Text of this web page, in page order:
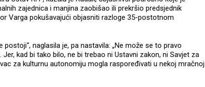
zajednica i manjina zaobišao ili prekršio predsjednik
Varga pokušavajući objasniti razloge 35-postotnom
naglasila je, pa nastavila: „Ne može se to pravo
kad bi tako bilo, ne bi trebao ni Ustavni zakon, ni Savjet za
za kulturnu autonomiju mogla raspoređivati u nekoj mračnoj